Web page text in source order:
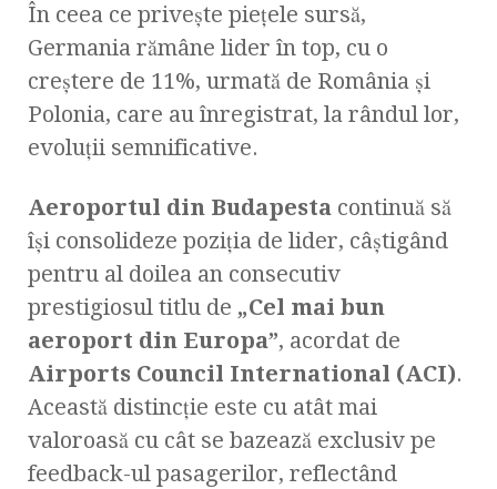
În ceea ce privește piețele sursă,
Germania rămâne lider în top, cu o
creștere de 11%, urmată de România și
Polonia, care au înregistrat, la rândul lor,
evoluții semnificative.
Aeroportul din Budapesta continuă să
își consolideze poziția de lider, câștigând
pentru al doilea an consecutiv
prestigiosul titlu de „Cel mai bun
aeroport din Europa”, acordat de
Airports Council International (ACI).
Această distincție este cu atât mai
valoroasă cu cât se bazează exclusiv pe
feedback-ul pasagerilor, reflectând